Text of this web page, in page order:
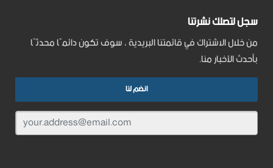
سجل لتصلك نشرتنا
من خلال الاشتراك في قائمتنا البريدية ، سوف تكون دائمًا محدثًا
بأحدث الأخبار منا.